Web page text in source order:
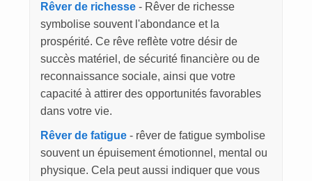
Rêver de richesse- Rêver de richesse
symbolise souvent l'abondance et la
prospérité. Ce rêve reflète votre désir de
succès matériel, de sécurité financière ou de
reconnaissance sociale, ainsi que votre
capacité à attirer des opportunités favorables
dans votre vie.
Rêver de fatigue- rêver de fatigue symbolise
souvent un épuisement émotionnel, mental ou
physique. Cela peut aussi indiquer que vous